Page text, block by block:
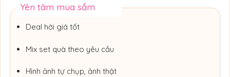
Yên tâm mua sắm
Deal hời giá tốt
Mix set quà theo yêu cầu
Hình ảnh tự chụp, ảnh thật